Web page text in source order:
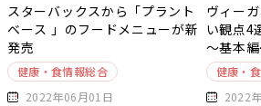
スターバックスから「プラント
ベース 」のフードメニューが新
発売
健康・食情報総合
2022年06月01日
ヴィー
い観点4
～基本
健康・
2022